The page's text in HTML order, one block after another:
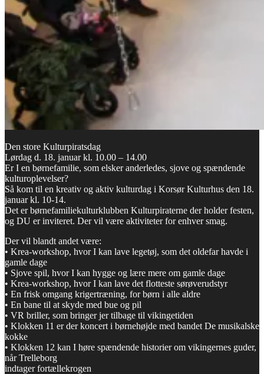
Den store Kulturpiratsdag
Lørdag d. 18. januar kl. 10.00 – 14.00
Er I en børnefamilie, som elsker anderledes, sjove og spændende
kulturoplevelser?
Så kom til en kreativ og aktiv kulturdag i Korsør Kulturhus den 18.
januar kl. 10-14.
Det er børnefamiliekulturklubben Kulturpiraterne der holder festen,
og DU er inviteret. Der vil være aktiviteter for enhver smag.
Der vil blandt andet være:
• Krea-workshop, hvor I kan lave legetøj, som det oldefar havde i
gamle dage
• Sjove spil, hvor I kan hygge og lære mere om gamle dage
• Krea-workshop, hvor I kan lave det flotteste sørøverudstyr
• En frisk omgang krigertræning, for børn i alle aldre
• En bane til at skyde med bue og pil
• VR briller, som bringer jer tilbage til vikingetiden
• Klokken 11 er der koncert i børnehøjde med bandet De musikalske
kokke
• Klokken 12 kan I høre spændende historier om vikingernes guder,
når Trelleborg
indtager fortællekrogen